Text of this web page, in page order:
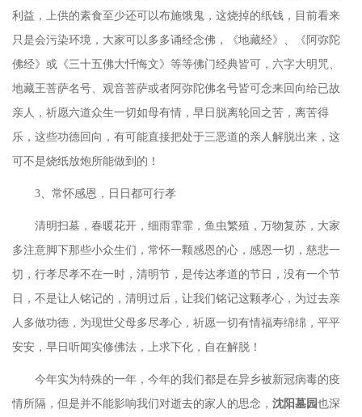
利益，上供的素食至少还可以布施饿鬼，这烧掉的纸钱，目前看来
只是会污染环境，大家可以多多诵经念佛，《地藏经》、《阿弥陀
佛经》或《三十五佛大忏悔文》等等佛门经典皆可，六字大明咒、
地藏王菩萨名号、观音菩萨或者阿弥陀佛名号皆可念来回向给已故
亲人，祈愿六道众生一切如母有情，早日脱离轮回之苦，离苦得
乐，这些功德回向，有可能直接把处于三恶道的亲人解脱出来，这
可不是烧纸放炮所能做到的！
3、常怀感恩，日日都可行孝
清明扫墓，春暖花开，细雨霏霏，鱼虫繁殖，万物复苏，大家
多注意脚下那些小众生们，常怀一颗感恩的心，感恩一切，慈悲一
切，行孝尽孝不在一时，清明节，是传达孝道的节日，没有一个节
日，不是让人铭记的，清明过后，让我们铭记这颗孝心，为过去亲
人多做功德，为现世父母多尽孝心，祈愿一切有情福寿绵绵，平平
安安，早日听闻实修佛法，上求下化，自在解脱！
今年实为特殊的一年，今年的我们都是在异乡被新冠病毒的疫
情所隔，但是并不能影响我们对逝去的家人的思念， 沈阳墓园也深